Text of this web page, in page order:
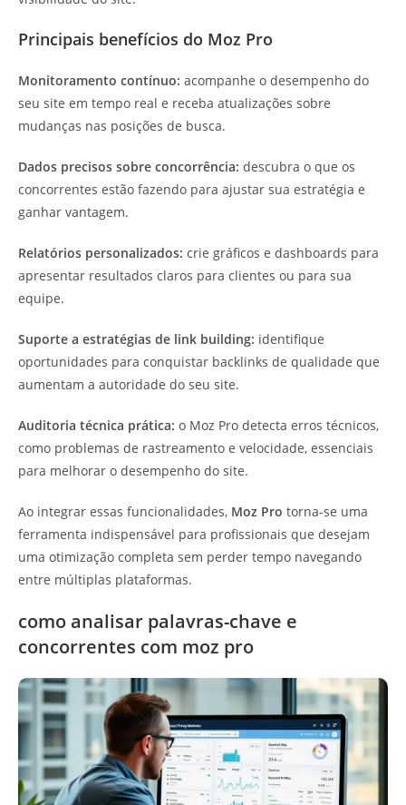
Principais benefícios do Moz Pro
Monitoramento contínuo: acompanhe o desempenho do
seu site em tempo real e receba atualizações sobre
mudanças nas posições de busca.
Dados precisos sobre concorrência: descubra o que os
concorrentes estão fazendo para ajustar sua estratégia e
ganhar vantagem.
Relatórios personalizados: crie gráficos e dashboards para
apresentar resultados claros para clientes ou para sua
equipe.
Suporte a estratégias de link building: identifique
oportunidades para conquistar backlinks de qualidade que
aumentam a autoridade do seu site.
Auditoria técnica prática: o Moz Pro detecta erros técnicos,
como problemas de rastreamento e velocidade, essenciais
para melhorar o desempenho do site.
Ao integrar essas funcionalidades, Moz Pro torna-se uma
ferramenta indispensável para profissionais que desejam
uma otimização completa sem perder tempo navegando
entre múltiplas plataformas.
como analisar palavras-chave e
concorrentes com moz pro